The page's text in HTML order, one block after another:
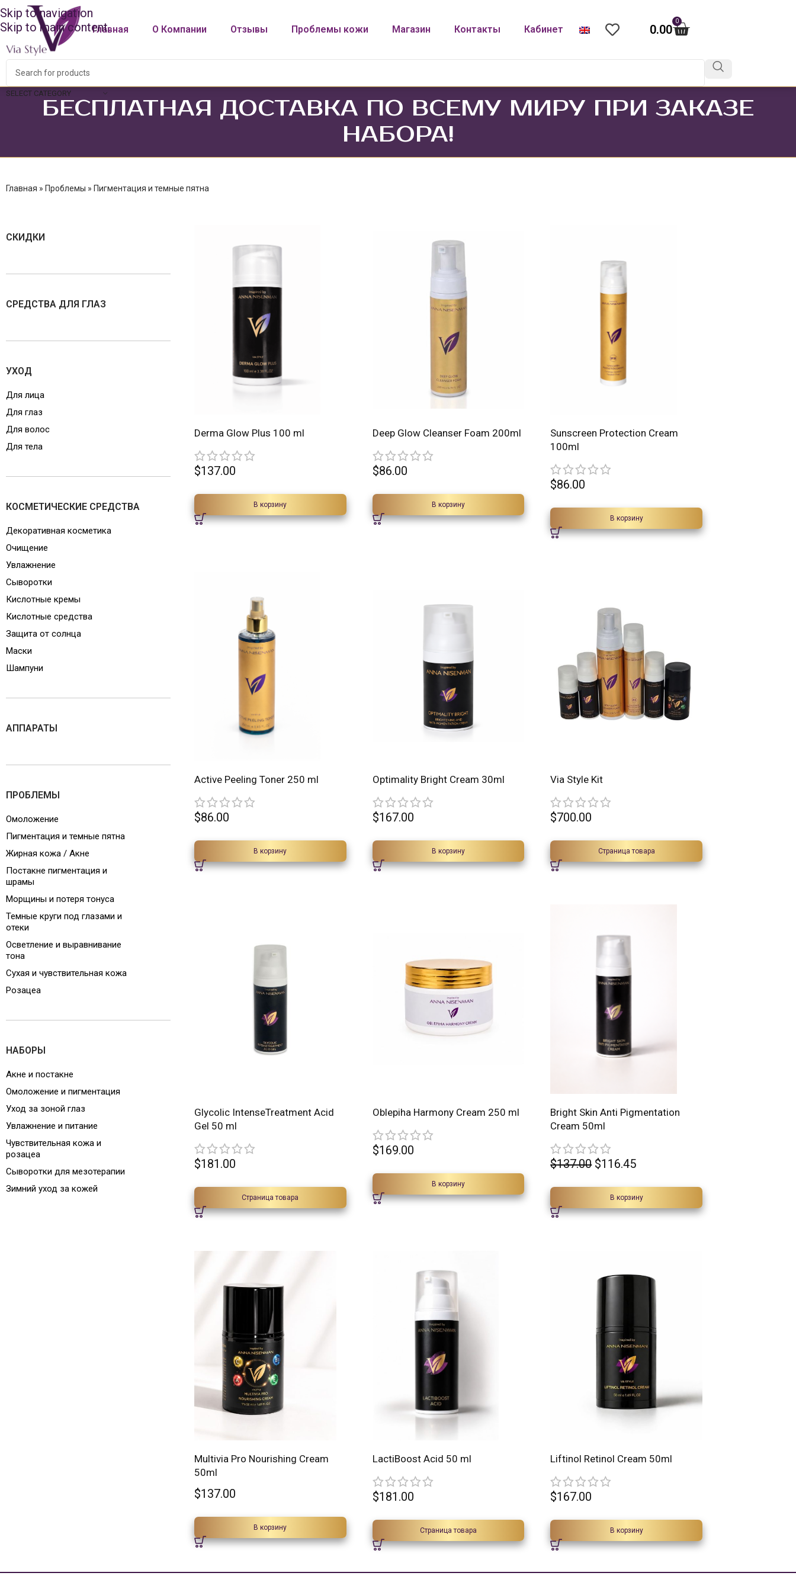
Skip to navigation
Skip to main contentГлавная О Компании Отзывы Проблемы кожи Магазин Контакты Кабинет 0.00
0
SELECT CATEGORY
БЕСПЛАТНАЯ ДОСТАВКА ПО ВСЕМУ МИРУ ПРИ ЗАКАЗЕ
НАБОРА!
Главная » Проблемы » Пигментация и темные пятна
СКИДКИ
СРЕДСТВА ДЛЯ ГЛАЗ
УХОД
Для лица
Для глаз
Для волос
Для тела
КОСМЕТИЧЕСКИЕ СРЕДСТВА
Декоративная косметика
Очищение
Увлажнение
Сыворотки
Кислотные кремы
Кислотные средства
Защита от солнца
Маски
Шампуни
АППАРАТЫ
ПРОБЛЕМЫ
Омоложение
Пигментация и темные пятна
Жирная кожа / Акне
Постакне пигментация и
шрамы
Морщины и потеря тонуса
Темные круги под глазами и
отеки
Осветление и выравнивание
тона
Сухая и чувствительная кожа
Розацеа
НАБОРЫ
Акне и постакне
Омоложение и пигментация
Уход за зоной глаз
Увлажнение и питание
Чувствительная кожа и
розацеа
Сыворотки для мезотерапии
Зимний уход за кожей
Derma Glow Plus 100 ml
$137.00
В корзину
Deep Glow Cleanser Foam 200ml
$86.00
В корзину
Sunscreen Protection Cream
100ml
$86.00
В корзину
Active Peeling Toner 250 ml
$86.00
В корзину
Optimality Bright Cream 30ml
$167.00
В корзину
Via Style Kit
$700.00
Страница товара
Glycolic IntenseTreatment Acid
Gel 50 ml
$181.00
Страница товара
Oblepiha Harmony Cream 250 ml
$169.00
В корзину
15%
Bright Skin Anti Pigmentation
Cream 50ml
$137.00 $116.45
В корзину
Multivia Pro Nourishing Cream
50ml
$137.00
В корзину
LactiBoost Acid 50 ml
$181.00
Страница товара
Liftinol Retinol Cream 50ml
$167.00
В корзину